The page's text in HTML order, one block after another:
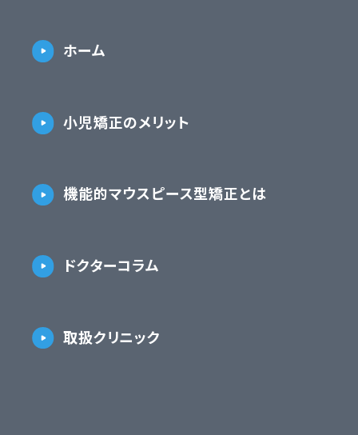
ホーム
小児矯正のメリット
機能的マウスピース型矯正とは
ドクターコラム
取扱クリニック